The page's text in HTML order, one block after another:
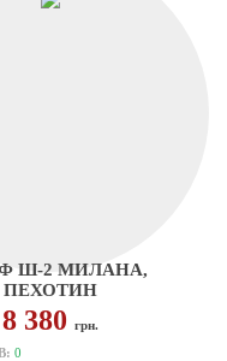
Ш-2 МИЛАНА,
ПЕХОТИН
8 380 грн.
0